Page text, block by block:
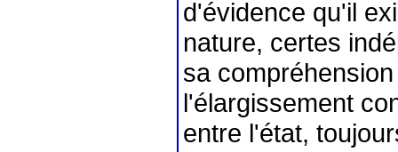
d'évidence qu'il
nature, certes
sa
l'élargissement
entre l'état,